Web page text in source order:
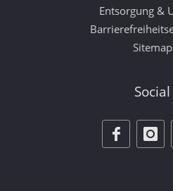
Entsorgung &
Sitemap
Social